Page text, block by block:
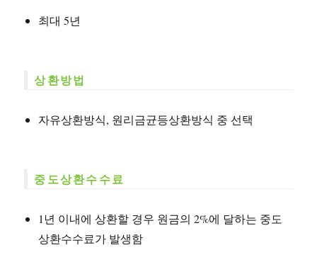
최대 5년
상환방법
자유상환방식, 원리금균등상환방식 중 선택
중도상환수수료
1년 이내에 상환할 경우 원금의 2%에 달하는 중도
상환수수료가 발생함